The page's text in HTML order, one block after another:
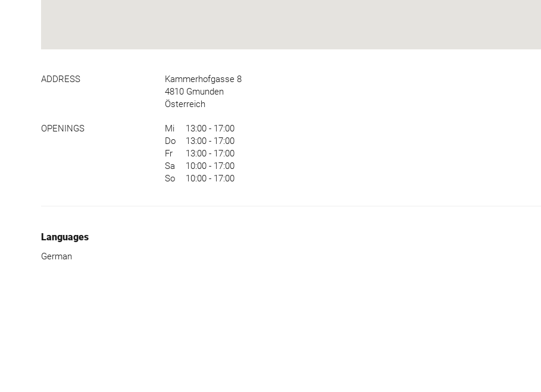
ADDRESS
Kammerhofgasse 8
4810 Gmunden
Österreich
OPENINGS Mi
13:00 - 17:00
Do
13:00 - 17:00
Fr
13:00 - 17:00
Sa
10:00 - 17:00
So
10:00 - 17:00
Languages
German